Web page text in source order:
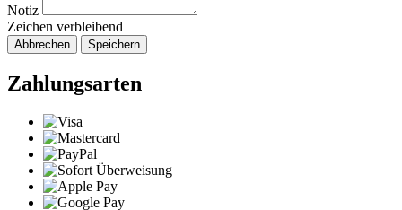
Notiz
Zeichen verbleibend
Abbrechen Speichern
Zahlungsarten